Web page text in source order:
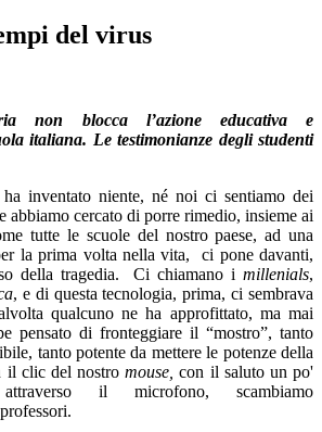
del virus
non blocca l’azione educativa e
italiana. Le testimonianze degli studenti
inventato niente, né noi ci sentiamo dei
abbiamo cercato di porre rimedio, insieme ai
tutte le scuole del nostro paese, ad una
la prima volta nella vita, ci pone davanti,
della tragedia. Ci chiamano i millenials,
, e di questa tecnologia, prima, ci sembrava
qualcuno ne ha approfittato, ma mai
pensato di fronteggiare il “mostro”, tanto
tanto potente da mettere le potenze della
il clic del nostromouse, con il saluto un po'
il microfono, scambiamo